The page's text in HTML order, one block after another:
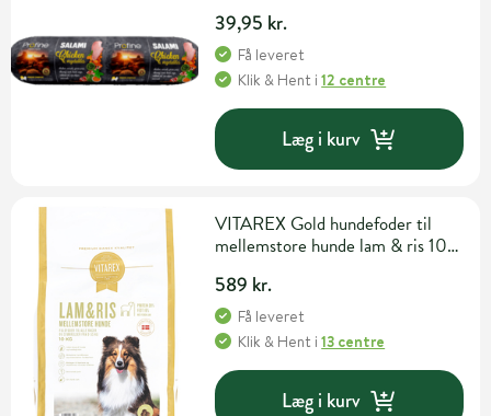
39,95 kr.
Få leveret
Klik & Hent i12 centre
Læg i kurv
VITAREX Gold hundefoder til
mellemstore hunde lam & ris 10
589 kr.
Få leveret
Klik & Hent i13 centre
Læg i kurv